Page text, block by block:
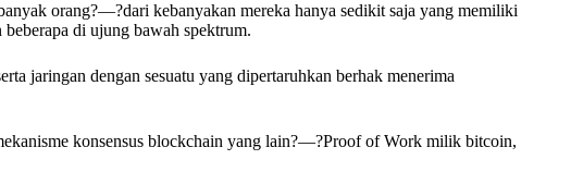
orang?—?dari kebanyakan mereka hanya sedikit saja yang memiliki
di ujung bawah spektrum.
jaringan dengan sesuatu yang dipertaruhkan berhak menerima
konsensus blockchain yang lain?—?Proof of Work milik bitcoin,